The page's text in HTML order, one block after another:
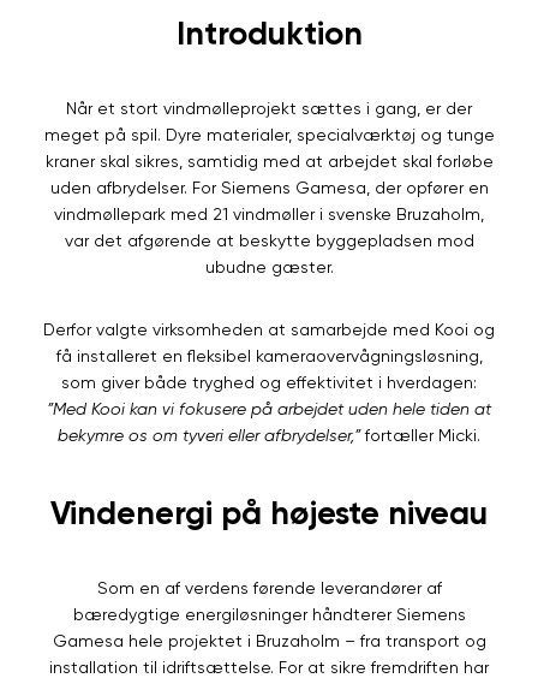
Introduktion
Når et stort vindmølleprojekt sættes i gang, er der
meget på spil. Dyre materialer, specialværktøj og tunge
kraner skal sikres, samtidig med at arbejdet skal forløbe
uden afbrydelser. For Siemens Gamesa, der opfører en
vindmøllepark med 21 vindmøller i svenske Bruzaholm,
var det afgørende at beskytte byggepladsen mod
ubudne gæster.
Derfor valgte virksomheden at samarbejde med Kooi og
få installeret en fleksibel kameraovervågningsløsning,
som giver både tryghed og effektivitet i hverdagen:
”Med Kooi kan vi fokusere på arbejdet uden hele tiden at
bekymre os om tyveri eller afbrydelser,”fortæller Micki.
Vindenergi på højeste niveau
Som en af verdens førende leverandører af
bæredygtige energiløsninger håndterer Siemens
Gamesa hele projektet i Bruzaholm – fra transport og
installation til idriftsættelse. For at sikre fremdriften har